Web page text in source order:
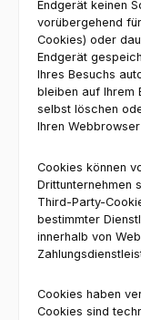
Endgerät keinen
vorübergehend
Cookies) oder
Endgerät
Ihres Besuchs
bleiben auf Ihrem
selbst löschen
Ihren
Cookies können
Drittunternehmen
Third-Party-
bestimmter
innerhalb von
Cookies haben
Cookies sind